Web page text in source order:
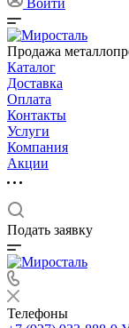
Войти
Продажа
Каталог
Доставка
Оплата
Контакты
Услуги
Компания
Акции
Подать заявку
Телефоны